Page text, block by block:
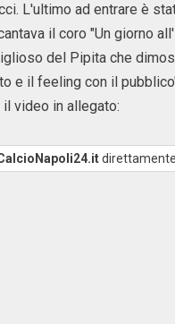
L'ultimo ad entrare è
il coro "Un giorno
del Pipita che
e il feeling con il
il video in allegato: